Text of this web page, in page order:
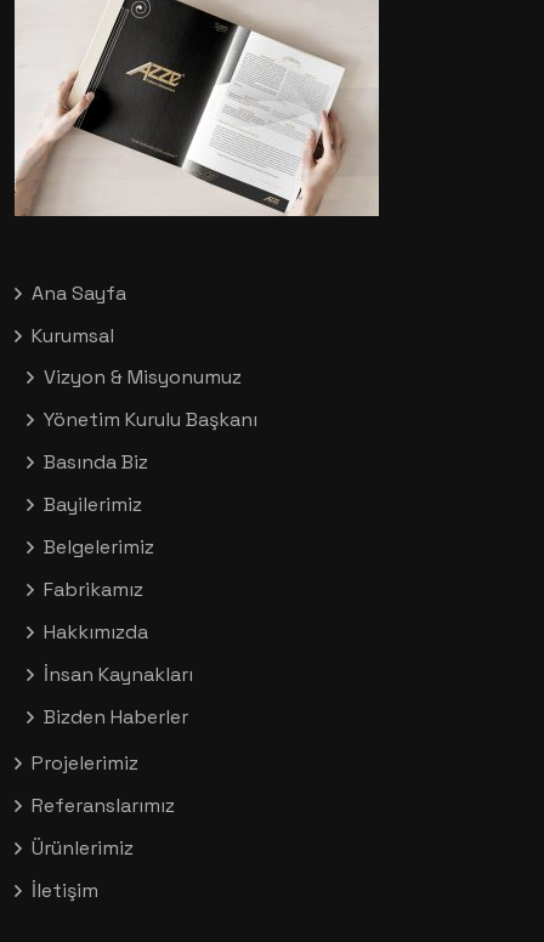
Ana Sayfa
Kurumsal
Vizyon & Misyonumuz
Yönetim Kurulu Başkanı
Basında Biz
Bayilerimiz
Belgelerimiz
Fabrikamız
Hakkımızda
İnsan Kaynakları
Bizden Haberler
Projelerimiz
Referanslarımız
Ürünlerimiz
İletişim